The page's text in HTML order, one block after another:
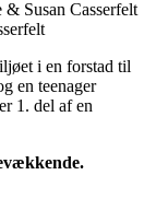
i en forstad til
en teenager
er 1. del af en